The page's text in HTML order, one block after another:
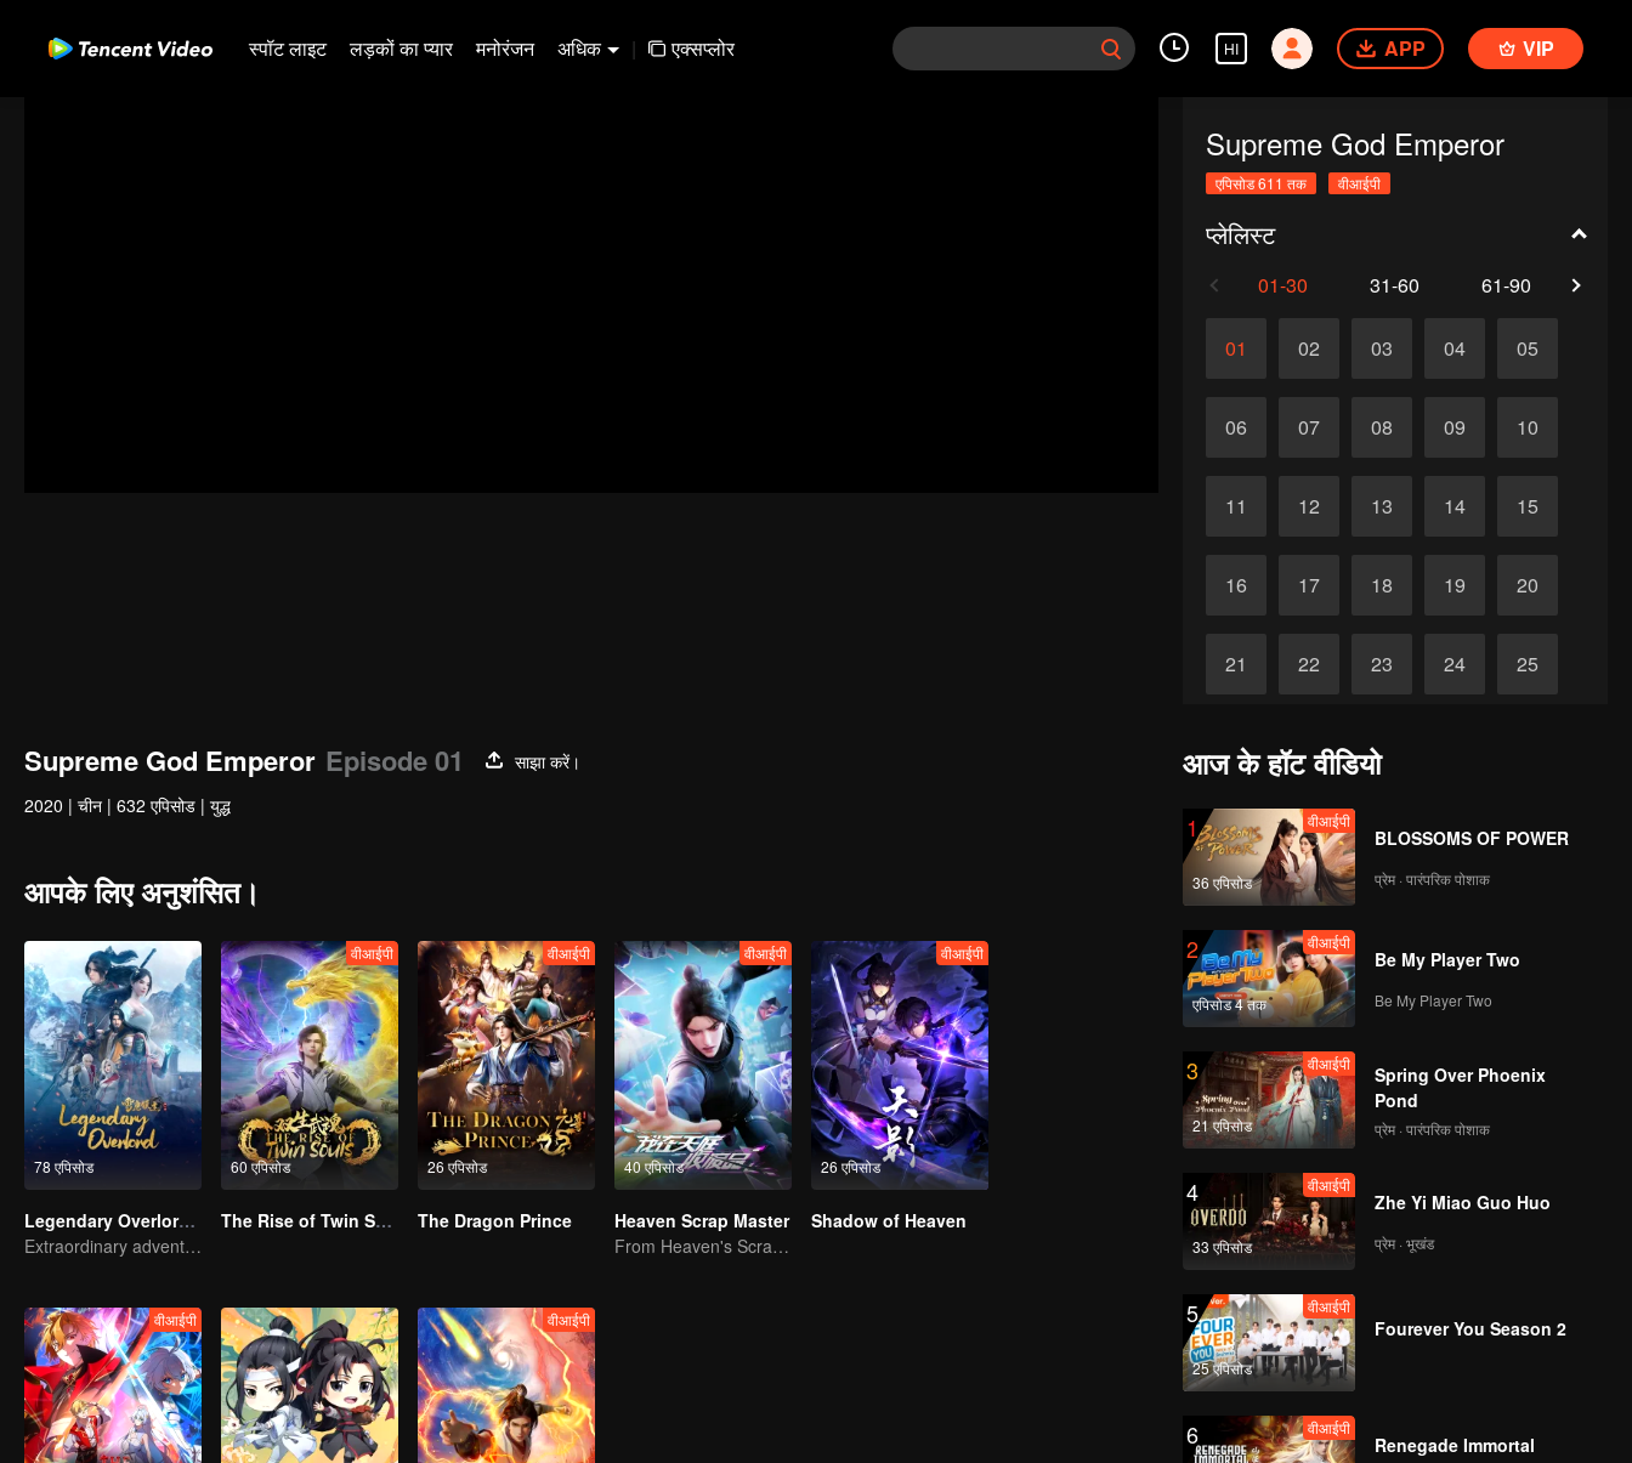
स्पॉट लाइट लड़कों का प्यार मनोरंजन अधिक | एक्सप्लोर HI APP VIP
Supreme God Emperor
एपिसोड 611 तक वीआईपी
प्लेलिस्ट
01-30 31-60 61-90
01 02 03 04 05
06 07 08 09 10
11 12 13 14 15
16 17 18 19 20
21 22 23 24 25
26 28
Supreme God Emperor Episode 01
साझा करें।
2020 | चीन | 632 एपिसोड | युद्ध
आपके लिए अनुशंसित।
78 एपिसोड
Legendary Overlord S2
Extraordinary adventure, a teenager reborn from adversity.
60 एपिसोड
वीआईपी
The Rise of Twin Souls
26 एपिसोड
वीआईपी
The Dragon Prince
40 एपिसोड
वीआईपी
Heaven Scrap Master
From Heaven's Scraper to Martial Arts Master.
26 एपिसोड
वीआईपी
Shadow of Heaven
वीआईपी वीआईपी
आज के हॉट वीडियो
1
36 एपिसोड
वीआईपी
BLOSSOMS OF POWER
प्रेम · पारंपरिक पोशाक
2
एपिसोड 4 तक
वीआईपी
Be My Player Two
Be My Player Two
3
21 एपिसोड
वीआईपी
Spring Over Phoenix
Pond
प्रेम · पारंपरिक पोशाक
4
33 एपिसोड
वीआईपी
Zhe Yi Miao Guo Huo
प्रेम · भूखंड
5
25 एपिसोड
वीआईपी
Fourever You Season 2
6 वीआईपी
Renegade Immortal